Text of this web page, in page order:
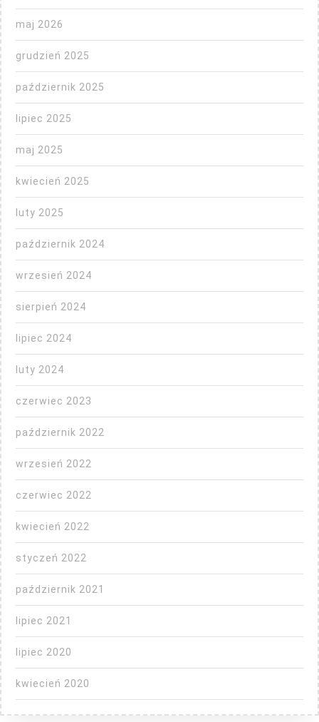
maj 2026
grudzień 2025
październik 2025
lipiec 2025
maj 2025
kwiecień 2025
luty 2025
październik 2024
wrzesień 2024
sierpień 2024
lipiec 2024
luty 2024
czerwiec 2023
październik 2022
wrzesień 2022
czerwiec 2022
kwiecień 2022
styczeń 2022
październik 2021
lipiec 2021
lipiec 2020
kwiecień 2020